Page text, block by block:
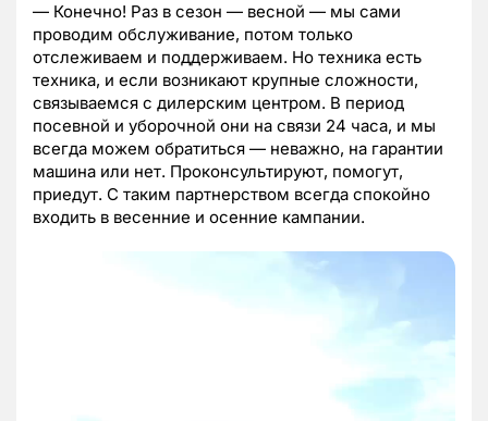
— Конечно! Раз в сезон — весной — мы сами
проводим обслуживание, потом только
отслеживаем и поддерживаем. Но техника есть
техника, и если возникают крупные сложности,
связываемся с дилерским центром. В период
посевной и уборочной они на связи 24 часа, и мы
всегда можем обратиться — неважно, на гарантии
машина или нет. Проконсультируют, помогут,
приедут. С таким партнерством всегда спокойно
входить в весенние и осенние кампании.